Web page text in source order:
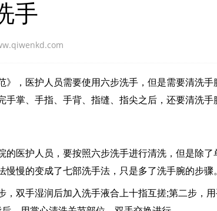
手
，医护人员需要使用六步洗手，但是需要清洗
掌、手指、手背、指缝、指尖之后，还要清洗手
医护人员，要按照六步洗手进行清洗，但是除了
慢的变成了七部洗手法，只是多了洗手腕的步骤
双手湿润后加入洗手液合上十指互搓;第二步，